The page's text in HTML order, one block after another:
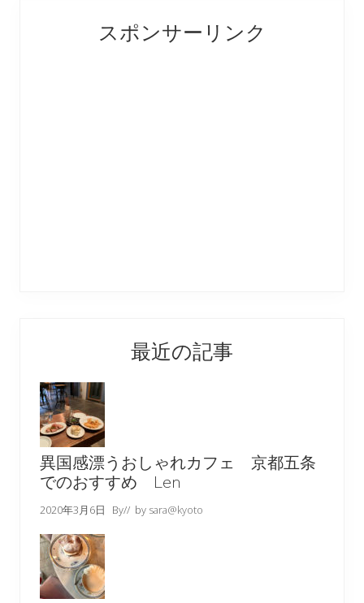
Interactions
Sidebarスポンサーリンク
最近の記事
異国感漂うおしゃれカフェ 京都五条
でのおすすめ Len
2020年3月6日 By// by sara@kyoto